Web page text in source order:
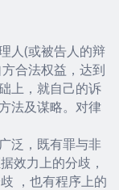
人(或被告人的辩
合法权益，达到
上，就自己的诉
法及谋略。对律
泛，既有罪与非
效力上的分歧，
，也有程序上的